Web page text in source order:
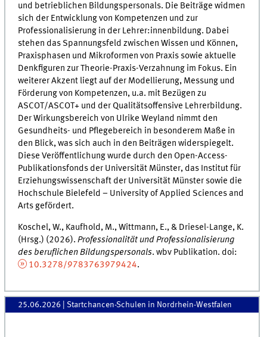
und betrieblichen Bildungspersonals. Die Beiträge widmen
sich der Entwicklung von Kompetenzen und zur
Professionalisierung in der Lehrer:innenbildung. Dabei
stehen das Spannungsfeld zwischen Wissen und Können,
Praxisphasen und Mikroformen von Praxis sowie aktuelle
Denkfiguren zur Theorie-Praxis-Verzahnung im Fokus. Ein
weiterer Akzent liegt auf der Modellierung, Messung und
Förderung von Kompetenzen, u.a. mit Bezügen zu
ASCOT/ASCOT+ und der Qualitätsoffensive Lehrerbildung.
Der Wirkungsbereich von Ulrike Weyland nimmt den
Gesundheits- und Pflegebereich in besonderem Maße in
den Blick, was sich auch in den Beiträgen widerspiegelt.
Diese Veröffentlichung wurde durch den Open-Access-
Publikationsfonds der Universität Münster, das Institut für
Erziehungswissenschaft der Universität Münster sowie die
Hochschule Bielefeld – University of Applied Sciences and
Arts gefördert.
Koschel, W., Kaufhold, M., Wittmann, E., & Driesel-Lange, K.
(Hrsg.) (2026).Professionalität und Professionalisierung
des beruflichen Bildungspersonals. wbv Publikation. doi:
10.3278/9783763979424.
25.06.2026 | Startchancen-Schulen in Nordrhein-Westfalen